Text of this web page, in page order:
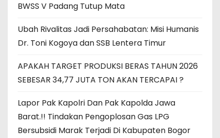
BWSS V Padang Tutup Mata
Ubah Rivalitas Jadi Persahabatan: Misi Humanis
Dr. Toni Kogoya dan SSB Lentera Timur
APAKAH TARGET PRODUKSI BERAS TAHUN 2026
SEBESAR 34,77 JUTA TON AKAN TERCAPAI ?
Lapor Pak Kapolri Dan Pak Kapolda Jawa
Barat.!! Tindakan Pengoplosan Gas LPG
Bersubsidi Marak Terjadi Di Kabupaten Bogor